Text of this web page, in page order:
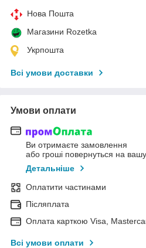
Нова Пошта
Магазини Rozetka
Укрпошта
Всі умови доставки
Умови оплати
Ви отримаєте замовлення
або гроші повернуться на
Детальніше
Оплатити частинами
Післяплата
Оплата карткою Visa,
Всі умови оплати